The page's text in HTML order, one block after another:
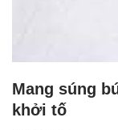
Mang súng
khởi tố